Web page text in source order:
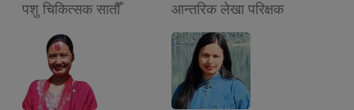
पशु चिकित्सक सातौँ आन्तरिक लेखा परिक्षक